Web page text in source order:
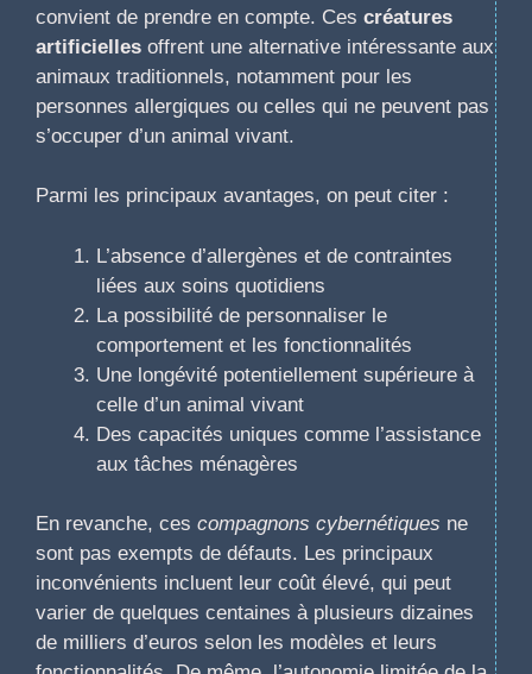
convient de prendre en compte. Ces créatures
artificielles offrent une alternative intéressante aux
animaux traditionnels, notamment pour les
personnes allergiques ou celles qui ne peuvent pas
s’occuper d’un animal vivant.
Parmi les principaux avantages, on peut citer :
L’absence d’allergènes et de contraintes
liées aux soins quotidiens
La possibilité de personnaliser le
comportement et les fonctionnalités
Une longévité potentiellement supérieure à
celle d’un animal vivant
Des capacités uniques comme l’assistance
aux tâches ménagères
En revanche, ces compagnons cybernétiques ne
sont pas exempts de défauts. Les principaux
inconvénients incluent leur coût élevé, qui peut
varier de quelques centaines à plusieurs dizaines
de milliers d’euros selon les modèles et leurs